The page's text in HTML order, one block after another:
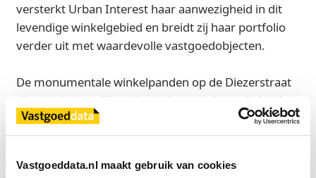
Vastgoeddata.nl maakt gebruik van cookies
versterkt Urban Interest haar aanwezigheid in dit
levendige winkelgebied en breidt zij haar portfolio
verder uit met waardevolle vastgoedobjecten.
De monumentale winkelpanden op de Diezerstraat
zijn een belangrijk onderdeel van de levendigheid en
charme van het historische centrum van Zwolle. De
locatie biedt een gunstige positie binnen een
winkels, horecagelegenheden en andere